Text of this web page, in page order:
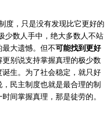
度，只是没有发现比它更好的
少数人手中，绝大多数人不站
大遗憾。但不可能找到更好
更别说支持掌握真理的极少数
生。为了社会稳定，就只好
民主制度也就是最合理的制
间掌握真理，那是徒劳的。